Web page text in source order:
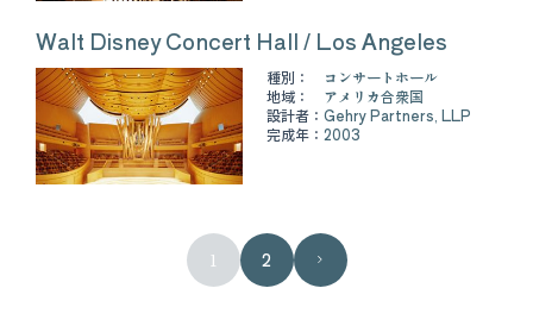
Walt Disney Concert Hall / Los Angeles
種別：
コンサートホール
地域：
アメリカ合衆国
設計者： Gehry Partners, LLP
完成年： 2003
1 2